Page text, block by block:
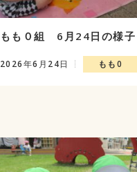
もも０組 6月24日の様子
2026年6月24日 もも0